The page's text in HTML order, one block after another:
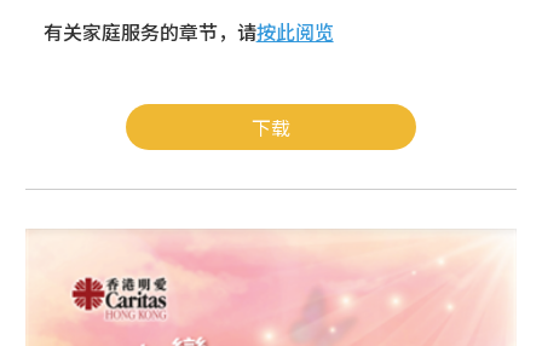
有关家庭服务的章节，请按此阅览
下载